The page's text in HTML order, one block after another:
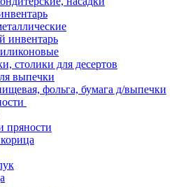
инвентарь
столики для десертов
выпечки
фольга, бумага д/выпечки
пряности